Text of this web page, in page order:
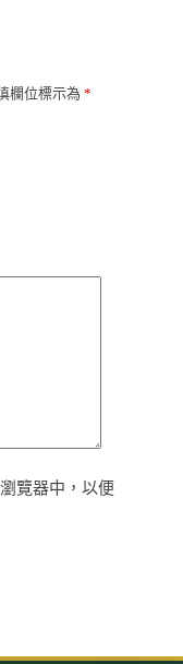
欄位標示為 *
覽器中，以便